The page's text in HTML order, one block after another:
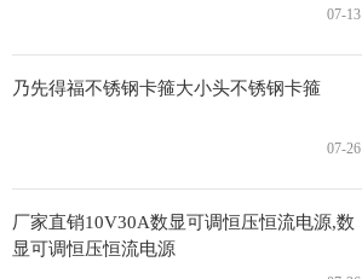
07-13
乃先得福不锈钢卡箍大小头不锈钢卡箍
07-26
厂家直销10V30A数显可调恒压恒流电源,数
显可调恒压恒流电源